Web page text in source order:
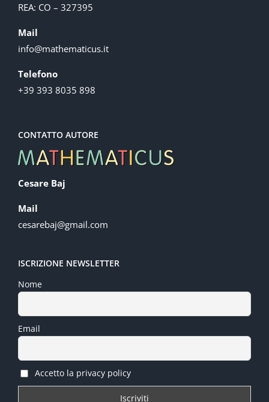
REA: CO – 327395
Mail
info@mathematicus.it
Telefono
+39 393 8035 898
CONTATTO AUTORE
Cesare Baj
Mail
cesarebaj@gmail.com
ISCRIZIONE NEWSLETTER
Nome
Email
Accetto la privacy policy